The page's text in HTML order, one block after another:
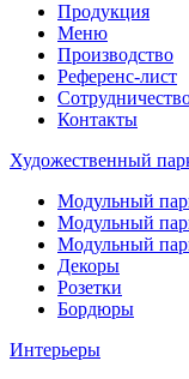
Продукция
Меню
Производство
Референс-лист
Контакты
Художественный
Модульный
Модульный
Модульный
Декоры
Розетки
Бордюры
Интерьеры